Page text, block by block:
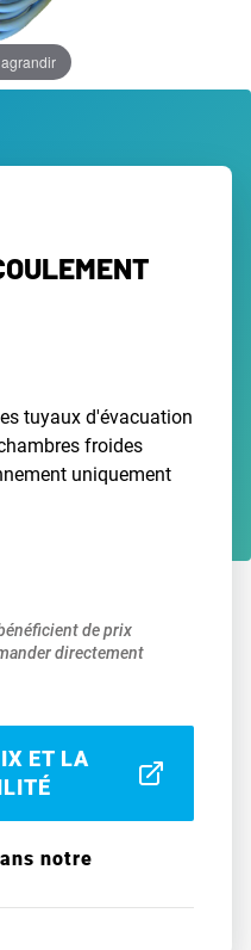
tuyaux d'évacuation
froides
uniquement
de prix
directement
ET LA
notre